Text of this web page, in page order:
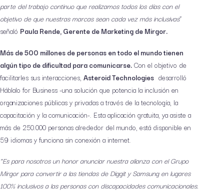
parte del trabajo continuo que realizamos todos los días con el
objetivo de que nuestras marcas sean cada vez más inclusivas”
señaló Paula Rende, Gerente de Marketing de Mirgor.
Más de 500 millones de personas en todo el mundo tienen
algún tipo de dificultad para comunicarse.Con el objetivo de
facilitarles sus interacciones, Asteroid Technologies desarrolló
Háblalo for Business -una solución que potencia la inclusión en
organizaciones públicas y privadas a través de la tecnología, la
capacitación y la comunicación-. Esta aplicación gratuita, ya asiste a
más de 250.000 personas alrededor del mundo, está disponible en
59 idiomas y funciona sin conexión a internet.
“Es para nosotros un honor anunciar nuestra alianza con el Grupo
Mirgor para convertir a las tiendas de Diggit y Samsung en lugares
100% inclusivos a las personas con discapacidades comunicacionales.